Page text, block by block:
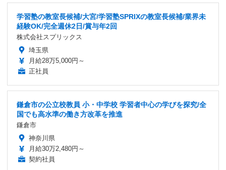
学習塾の教室長候補/大宮/学習塾SPRIXの教室長候補/業界未
経験OK/完全週休2日/賞与年2回
株式会社スプリックス
埼玉県
月給28万5,000円～
正社員
鎌倉市の公立校教員 小・中学校 学習者中心の学びを探究/全
国でも高水準の働き方改革を推進
鎌倉市
神奈川県
月給30万2,480円～
契約社員